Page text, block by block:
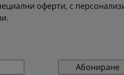
оферти, с
Абониране